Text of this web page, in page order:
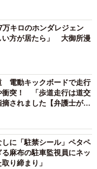
2/7
を納車(bunny_314_)
数の女性が昨年10
衣装でUSJを訪れ、そ
子どももたくさんいる
批判を浴びた。騒動を
「公序良俗に反する服
露出はお断り、退場い
起を行った。
キロのホンダレジェン
方が居たら」 大御所漫
電動キックボードで走行
衝突！ 「歩道走行は道交
されました【弁護士が解
に「駐禁シール」ペタペ
麻布の駐車監視員にネッ
り締まり」